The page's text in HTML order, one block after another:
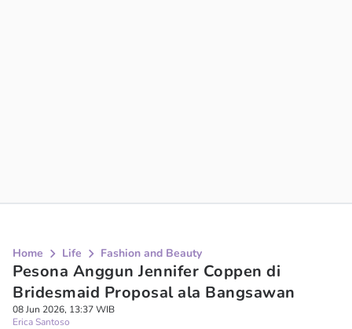
Home Life Fashion and Beauty
Pesona Anggun Jennifer Coppen di
Bridesmaid Proposal ala Bangsawan
08 Jun 2026, 13:37 WIB
Erica Santoso